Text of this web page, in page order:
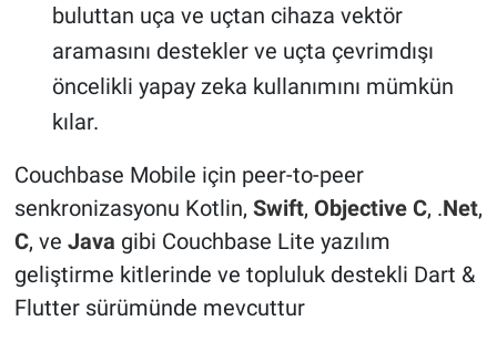
buluttan uça ve uçtan cihaza vektör
aramasını destekler ve uçta çevrimdışı
öncelikli yapay zeka kullanımını mümkün
kılar.
Couchbase Mobile için peer-to-peer
senkronizasyonu Kotlin, Swift, Objective C, .Net,
C, ve Java gibi Couchbase Lite yazılım
geliştirme kitlerinde ve topluluk destekli Dart &
Flutter sürümünde mevcuttur